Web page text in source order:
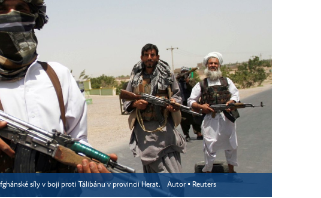
síly v boji proti Tálibánu v provincii Herat. Autor ▪ Reuters